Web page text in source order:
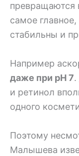
превращаются
самое
стабильны и
Например
даже при pH 7.
и ретинол
одного
Поэтому
Малышева